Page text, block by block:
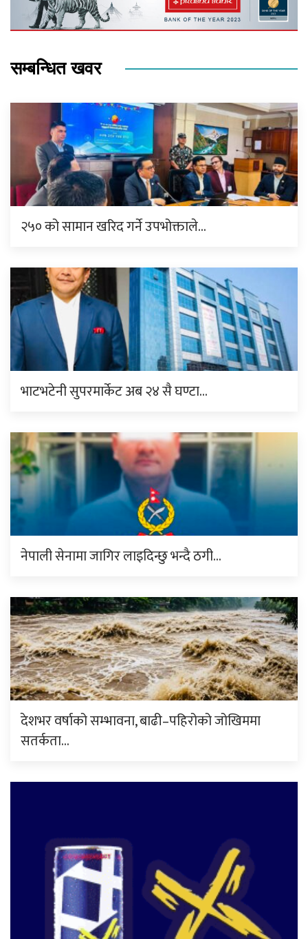
सम्बन्धित खवर
२५० को सामान खरिद गर्ने उपभोक्ताले…
भाटभटेनी सुपरमार्केट अब २४ सै घण्टा…
नेपाली सेनामा जागिर लाइदिन्छु भन्दै ठगी…
देशभर वर्षाको सम्भावना, बाढी–पहिरोको जोखिममा
सतर्कता…